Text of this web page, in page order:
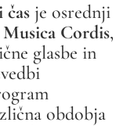
čas je osrednji
Musica Cordis,
glasbe in
obdobja